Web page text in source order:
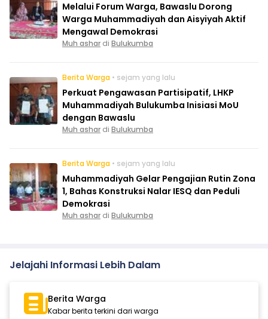
Melalui Forum Warga, Bawaslu Dorong
Warga Muhammadiyah dan Aisyiyah Aktif
Mengawal Demokrasi
Muh ashar di Bulukumba
Berita Warga • sejam yang lalu
Perkuat Pengawasan Partisipatif, LHKP
Muhammadiyah Bulukumba Inisiasi MoU
dengan Bawaslu
Muh ashar di Bulukumba
Berita Warga • sejam yang lalu
Muhammadiyah Gelar Pengajian Rutin Zona
1, Bahas Konstruksi Nalar IESQ dan Peduli
Demokrasi
Muh ashar di Bulukumba
Jelajahi Informasi Lebih Dalam
Berita Warga
Kabar berita terkini dari warga